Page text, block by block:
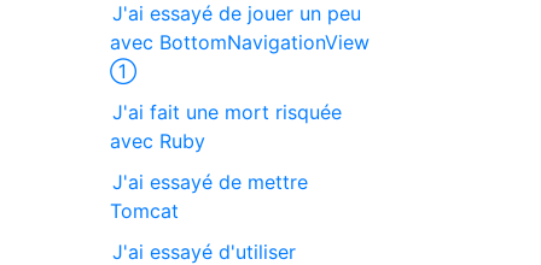
J'ai essayé de jouer un peu
avec BottomNavigationView
①
J'ai fait une mort risquée
avec Ruby
J'ai essayé de mettre
Tomcat
J'ai essayé d'utiliser